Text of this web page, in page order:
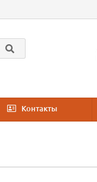
Контакты